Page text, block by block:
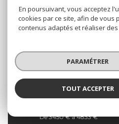
APPARTEMENT
Prix m2moyen
3364 €
COMMERCE &
Prix m2moyen
3723 €
De 3450 € à 4833 €
En poursuivant, vous acceptez
cookies par ce site, afin de vous
contenus adaptés et réaliser
PARAMÉTRER
TOUT ACCEPTER